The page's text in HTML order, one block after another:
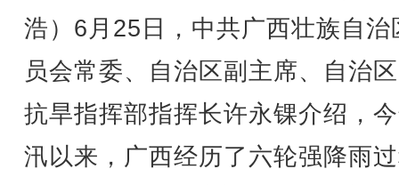
浩）6月25日，中共广西壮族自治
员会常委、自治区副主席、自治
抗旱指挥部指挥长许永锞介绍，
汛以来，广西经历了六轮强降雨